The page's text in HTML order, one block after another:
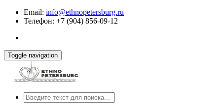
Email: info@ethnopetersburg.ru
Телефон: +7 (904) 856-09-12
Toggle navigation